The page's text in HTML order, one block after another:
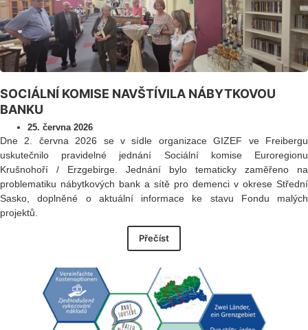
SOCIÁLNÍ KOMISE NAVŠTÍVILA NÁBYTKOVOU
BANKU
25. června 2026
Dne 2. června 2026 se v sídle organizace GIZEF ve Freibergu
uskutečnilo pravidelné jednání Sociální komise Euroregionu
Krušnohoří / Erzgebirge. Jednání bylo tematicky zaměřeno na
problematiku nábytkových bank a sítě pro demenci v okrese Střední
Sasko, doplněné o aktuální informace ke stavu Fondu malých
projektů.
Přečíst